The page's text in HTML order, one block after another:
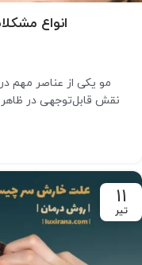
انواع
مو یکی از عناصر مهم
نقش قابل‌توجهی در ظاهر
11
تیر